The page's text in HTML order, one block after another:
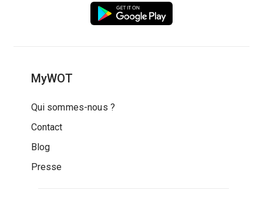
MyWOT
Qui sommes-nous ?
Contact
Blog
Presse